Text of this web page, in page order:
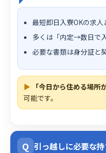
最短即日入寮OKの求人
多くは「内定→数日で
必要な書類は身分証と
▶ 「今日から住める場所
可能です。
Q 引っ越しに必要な持